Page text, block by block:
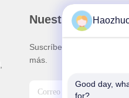
Nuestro boletín
Suscríbete a nuestro
más.
Good day,
for?